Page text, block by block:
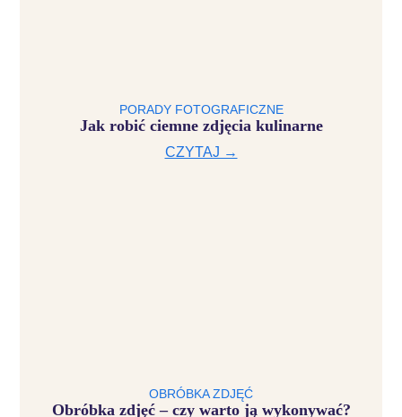
PORADY FOTOGRAFICZNE
Jak robić ciemne zdjęcia kulinarne
CZYTAJ →
OBRÓBKA ZDJĘĆ
Obróbka zdjęć – czy warto ją wykonywać?